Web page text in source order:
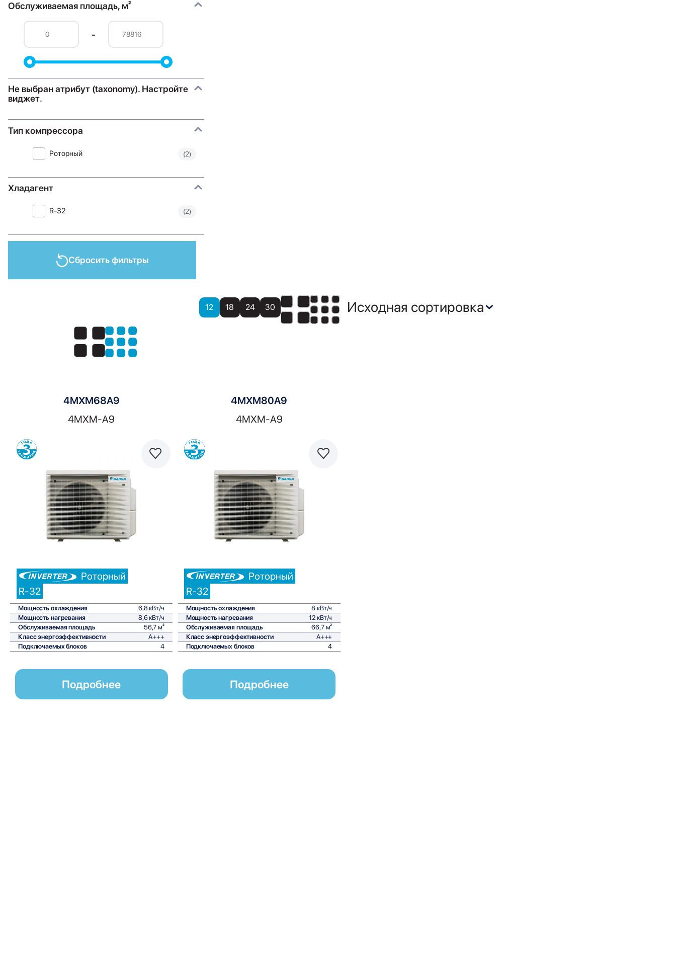
Обслуживаемая площадь, м²
-
Не выбран атрибут (taxonomy). Настройте
виджет.
Тип компрессора
Роторный (2)
Хладагент
R-32 (2)
Сбросить фильтры
12 18 24 30
Показать:
4MXM68A9
4MXM-A9
Сравнить
Роторный
R-32
Мощность охлаждения
6,8 кВт/ч
Мощность нагревания
8,6 кВт/ч
Обслуживаемая площадь
56,7 м²
Класс энергоэффективности
A+++
Подключаемых блоков
4
Подробнее
4MXM80A9
4MXM-A9
Сравнить
Роторный
R-32
Мощность охлаждения
8 кВт/ч
Мощность нагревания
12 кВт/ч
Обслуживаемая площадь
66,7 м²
Класс энергоэффективности
A+++
Подключаемых блоков
4
Подробнее